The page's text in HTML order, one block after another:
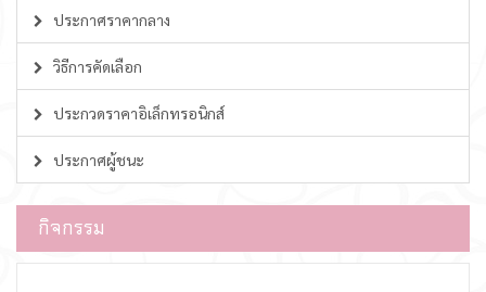
ประกาศราคากลาง
วิธีการคัดเลือก
ประกวดราคาอิเล็กทรอนิกส์
ประกาศผู้ชนะ
กิจกรรม